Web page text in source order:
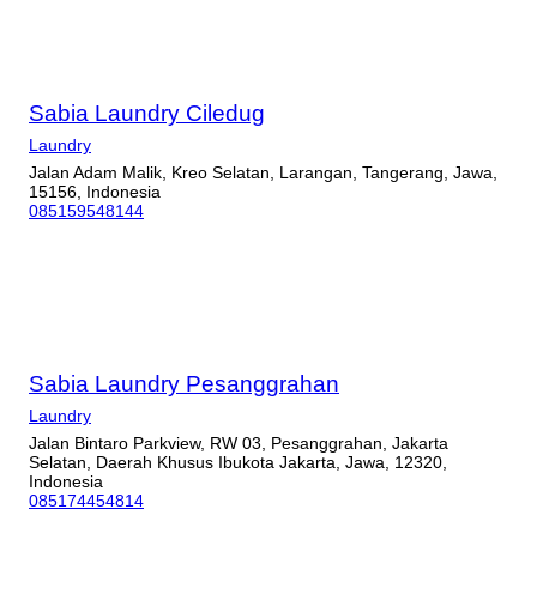
Sabia Laundry Ciledug
Laundry
Jalan Adam Malik, Kreo Selatan, Larangan, Tangerang, Jawa,
15156, Indonesia
085159548144
Sabia Laundry Pesanggrahan
Laundry
Jalan Bintaro Parkview, RW 03, Pesanggrahan, Jakarta
Selatan, Daerah Khusus Ibukota Jakarta, Jawa, 12320,
Indonesia
085174454814